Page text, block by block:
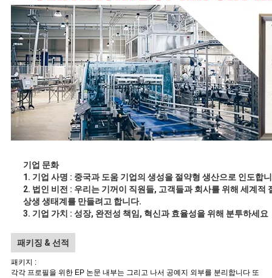
기업 문화
1. 기업 사명 : 중국과 도움 기업의 생성을 절약형 생산으로 인도합
2. 법인 비전 : 우리는 기꺼이 직원들, 고객들과 회사를 위해 세계
상생 생태계를 만들려고 합니다.
3. 기업 가치 : 성장, 완전성 책임, 혁신과 효율성을 위해 분투하세요
패키징 & 선적
패키지 :
각각 프로필을 위한 EP 논문 내부는 그리고 나서 공예지 외부를 분리합니다 또